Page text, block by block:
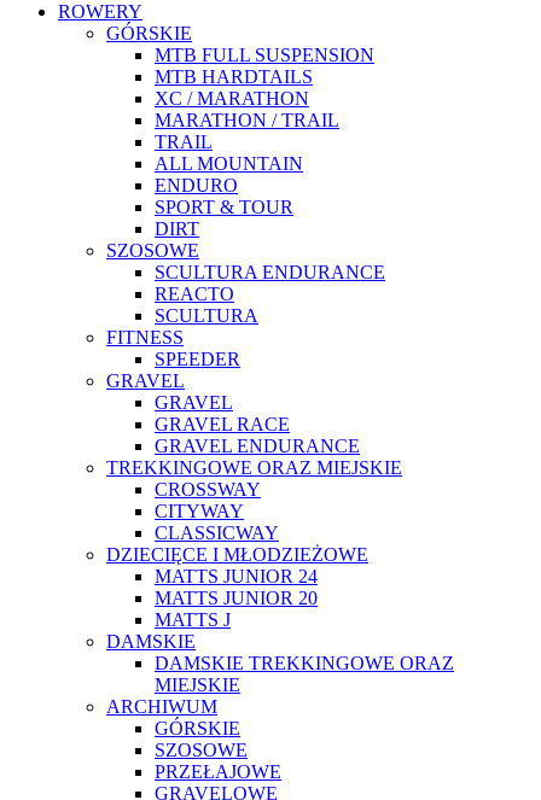
ROWERY
GÓRSKIE
MTB FULL SUSPENSION
MTB HARDTAILS
XC / MARATHON
MARATHON / TRAIL
TRAIL
ALL MOUNTAIN
ENDURO
SPORT & TOUR
DIRT
SZOSOWE
SCULTURA ENDURANCE
REACTO
SCULTURA
FITNESS
SPEEDER
GRAVEL
GRAVEL
GRAVEL RACE
GRAVEL ENDURANCE
TREKKINGOWE ORAZ MIEJSKIE
CROSSWAY
CITYWAY
CLASSICWAY
DZIECIĘCE I MŁODZIEŻOWE
MATTS JUNIOR 24
MATTS JUNIOR 20
MATTS J
DAMSKIE
DAMSKIE TREKKINGOWE ORAZ
MIEJSKIE
ARCHIWUM
GÓRSKIE
SZOSOWE
PRZEŁAJOWE
GRAVELOWE